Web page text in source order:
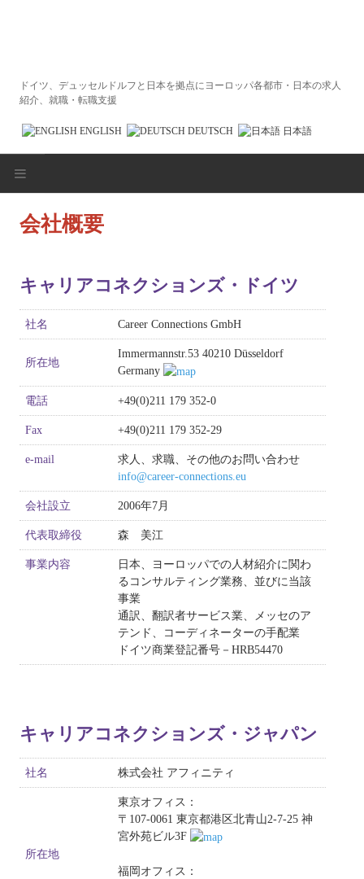
ドイツ、デュッセルドルフと日本を拠点にヨーロッパ各都市・日本の求人
紹介、就職・転職支援
ENGLISH DEUTSCH 日本語
HOME
求職者の皆様へ
エントリーフォーム
お問い合わせ
会社概要
キャリアコネクションズ・ドイツ
社名 Career Connections GmbH
所在地
Immermannstr.53 40210 Düsseldorf
Germany
電話 +49(0)211 179 352-0
Fax +49(0)211 179 352-29
e-mail
求人、求職、その他のお問い合わせ
info@career-connections.eu
会社設立 2006年7月
代表取締役 森 美江
事業内容
日本、ヨーロッパでの人材紹介に関わ
るコンサルティング業務、並びに当該
事業
通訳、翻訳者サービス業、メッセのア
テンド、コーディネーターの手配業
ドイツ商業登記番号－HRB54470
キャリアコネクションズ・ジャパン
社名 株式会社 アフィニティ
所在地
東京オフィス：
〒107-0061 東京都港区北青山2-7-25 神
宮外苑ビル3F
福岡オフィス：